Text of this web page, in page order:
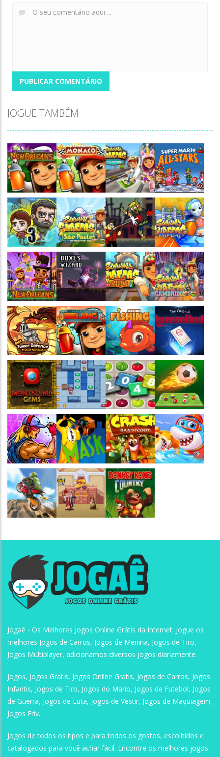
JOGUE TAMBÉM
Jogaê Jogaê Jogaê Jogaê
Jogaê Jogaê Jogaê Jogaê
Jogaê Jogaê Jogaê Jogaê
Jogaê Jogaê Jogaê Jogaê
Jogaê Jogaê Jogaê Jogaê
Jogaê Jogaê Jogaê
Jogaê Jogaê Jogaê
Jogaê - Os Melhores Jogos Online Grátis da Internet. Jogue os
melhores Jogos de Carros, Jogos de Menina, Jogos de Tiro,
Jogos Multiplayer, adicionamos diversos jogos diariamente.
Jogos, Jogos Gratis, Jogos Online Gratis, Jogos de Carros, Jogos
Infantis, Jogos de Tiro, Jogos do Mario, Jogos de Futebol, Jogos
de Guerra, Jogos de Luta, Jogos de Vestir, Jogos de Maquiagem,
Jogos Friv.
Jogos de todos os tipos e para todos os gostos, escolhidos e
catalogados para você achar fácil. Encontre os melhores jogos